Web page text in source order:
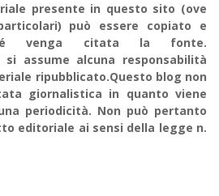
presente in questo sito (ove
può essere copiato e
venga citata la fonte.
si assume alcuna responsabilità
ripubblicato.Questo blog non
giornalistica in quanto viene
periodicità. Non può pertanto
editoriale ai sensi della legge n.